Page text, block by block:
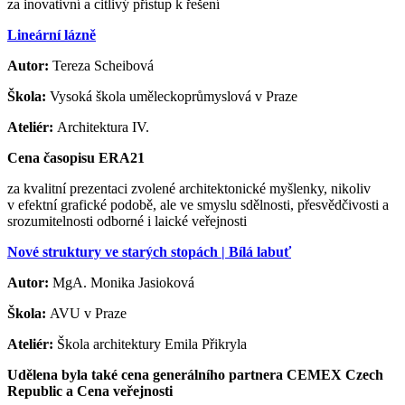
za inovativní a citlivý přístup k řešení
Lineární lázně
Autor: Tereza Scheibová
Škola: Vysoká škola uměleckoprůmyslová v Praze
Ateliér: Architektura IV.
Cena časopisu ERA21
za kvalitní prezentaci zvolené architektonické myšlenky, nikoliv
v efektní grafické podobě, ale ve smyslu sdělnosti, přesvědčivosti a
srozumitelnosti odborné i laické veřejnosti
Nové struktury ve starých stopách | Bílá labuť
Autor: MgA. Monika Jasioková
Škola: AVU v Praze
Ateliér: Škola architektury Emila Přikryla
Udělena byla také cena generálního partnera CEMEX Czech
Republic a Cena veřejnosti